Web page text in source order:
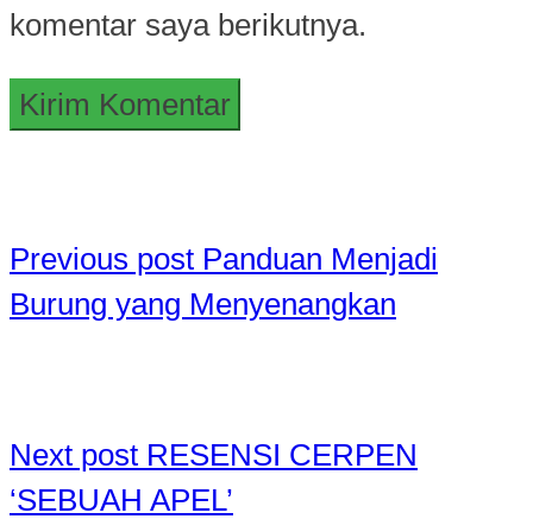
komentar saya berikutnya.
Previous post Panduan Menjadi
Burung yang Menyenangkan
Next post RESENSI CERPEN
‘SEBUAH APEL’